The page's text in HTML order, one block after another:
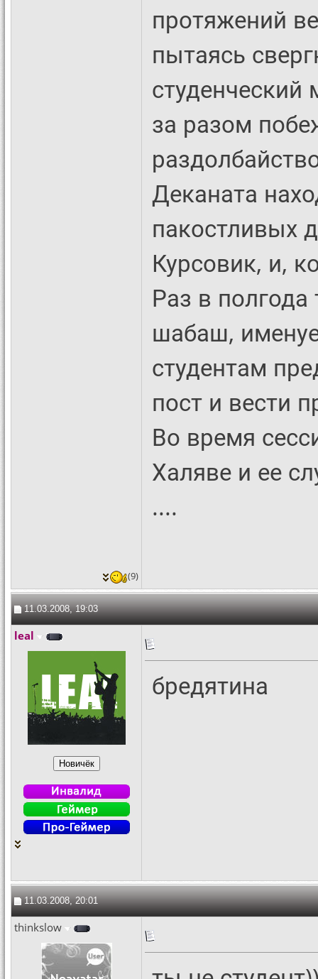
протяжений
пытаясь
студенческий
за разом
Деканата
пакостливых
Курсовик, и,
Раз в
шабаш,
студентам
пост и вести
Во время
Халяве и ее
....
(9)
11.03.2008, 19:03
leal
бредятина
11.03.2008, 20:01
thinkslow